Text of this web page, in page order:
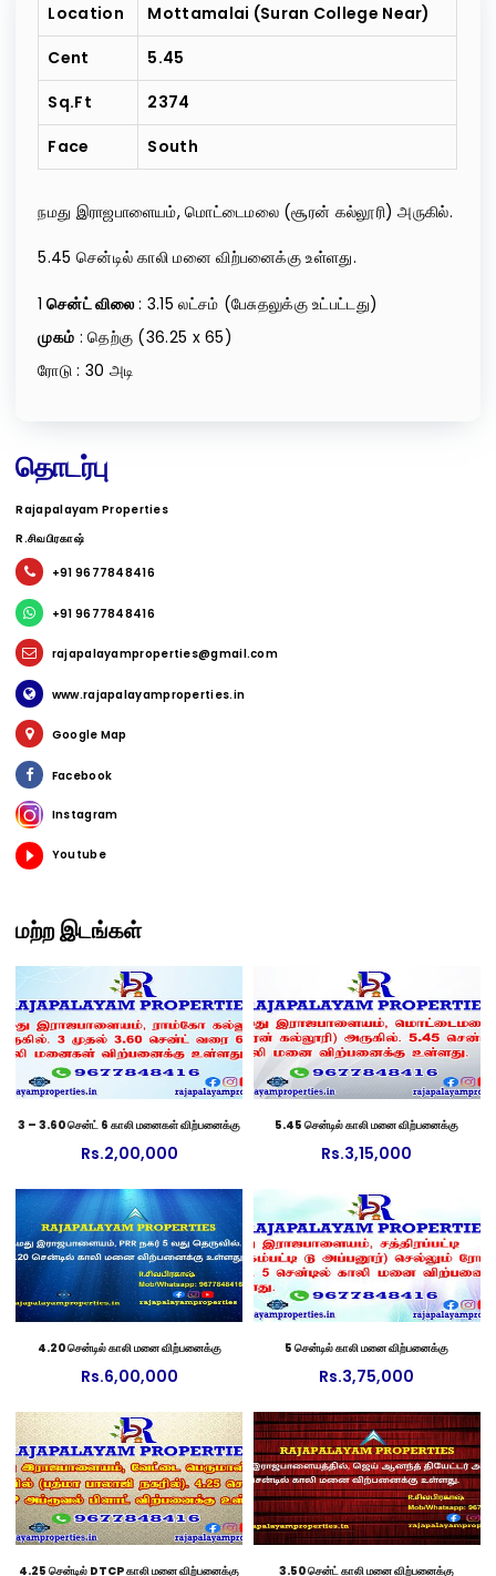
Location
Mottamalai (Suran College Near)
Cent
5.45
Sq.ft
2374
Face
South
நமது இராஜபாளையம், மொட்டைமலை (சூரன் கல்லூரி) அருகில்.
5.45 சென்டில் காலி மனை விற்பனைக்கு உள்ளது.
1 சென்ட் விலை: 3.15 லட்சம் (பேசுதலுக்கு உட்பட்டது)
முகம் : தெற்கு (36.25 x 65)
ரோடு : 30 அடி
தொடர்பு
Rajapalayam Properties
R.சிவபிரகாஷ்
+91 9677848416
+91 9677848416
rajapalayamproperties@gmail.com
www.rajapalayamproperties.in
Google Map
Facebook
Instagram
Youtube
3 – 3.60 சென்ட் 6 காலி மனைகள் விற்பனைக்கு
Rs.2,00,000
5.45 சென்டில் காலி மனை விற்பனைக்கு
Rs.3,15,000
4.20 சென்டில் காலி மனை விற்பனைக்கு
Rs.6,00,000
5 சென்டில் காலி மனை விற்பனைக்கு
Rs.3,75,000
4.25 சென்டில் DTCP காலி மனை விற்பனைக்கு 3.50 சென்ட் காலி மனை விற்பனைக்கு